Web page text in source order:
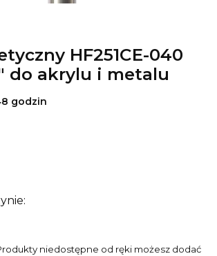
HF251CE-040
do akrylu i metalu
godzin
niedostępne od ręki możesz dodać